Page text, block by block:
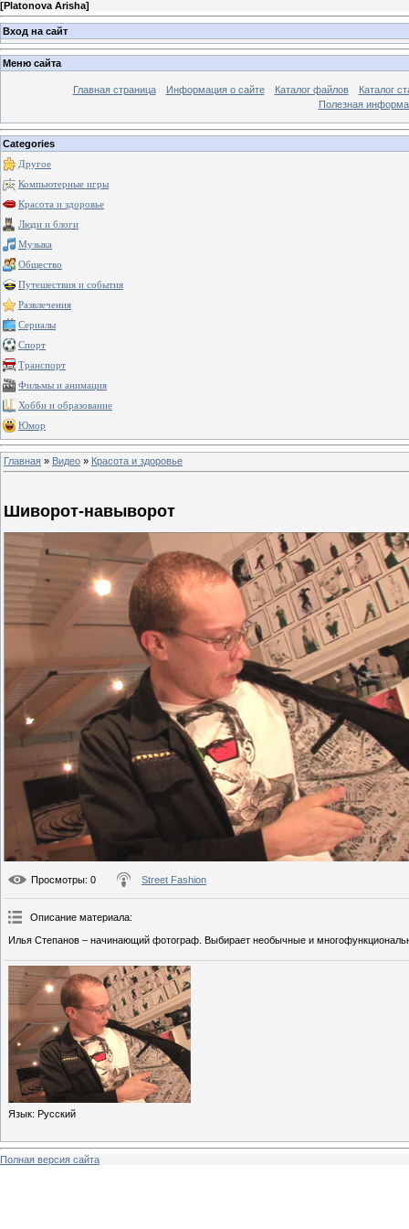
[Platonova Arisha]
Вход на сайт
Меню сайта
Главная страница Информация о сайте Каталог файлов
Каталог
Полезная
Categories
Другое
Компьютерные игры
Красота и здоровье
Люди и блоги
Музыка
Общество
Путешествия и события
Развлечения
Сериалы
Спорт
Транспорт
Фильмы и анимация
Хобби и образование
Юмор
Главная » Видео » Красота и здоровье
Шиворот-навыворот
Просмотры: 0 Street Fashion
Описание материала:
Илья Степанов – начинающий фотограф. Выбирает необычные и
Язык: Русский
Полная версия сайта